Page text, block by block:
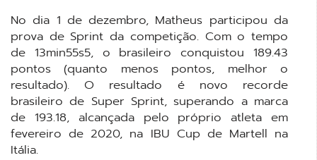
No dia 1 de dezembro, Matheus participou da
prova de Sprint da competição. Com o tempo
de 13min55s5, o brasileiro conquistou 189.43
pontos (quanto menos pontos, melhor o
resultado). O resultado é novo recorde
brasileiro de Super Sprint, superando a marca
de 193.18, alcançada pelo próprio atleta em
fevereiro de 2020, na IBU Cup de Martell na
Itália.